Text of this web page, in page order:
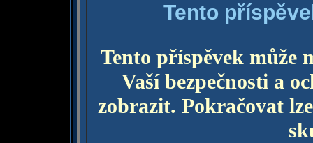
Tento
Tento příspěvek může
Vaší bezpečnosti a
zobrazit. Pokračovat